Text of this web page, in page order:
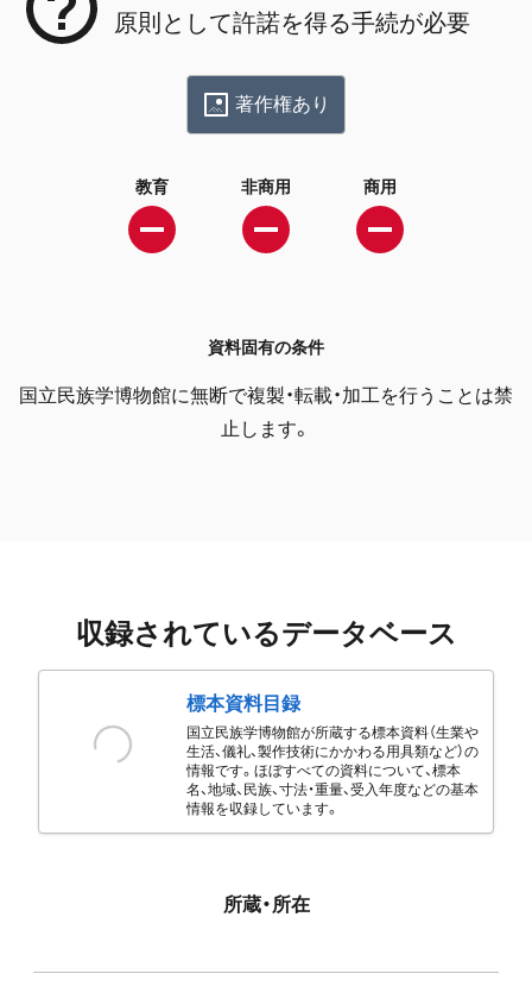
原則として許諾を得る手続が必要
著作権あり
教育 非商用 商用
資料固有の条件
国立民族学博物館に無断で複製・転載・加工を行うことは禁
止します。
収録されているデータベース
標本資料目録
国立民族学博物館が所蔵する標本資料（生業や
生活、儀礼、製作技術にかかわる用具類など）の
情報です。ほぼすべての資料について、標本
名、地域、民族、寸法・重量、受入年度などの基本
情報を収録しています。
所蔵・所在